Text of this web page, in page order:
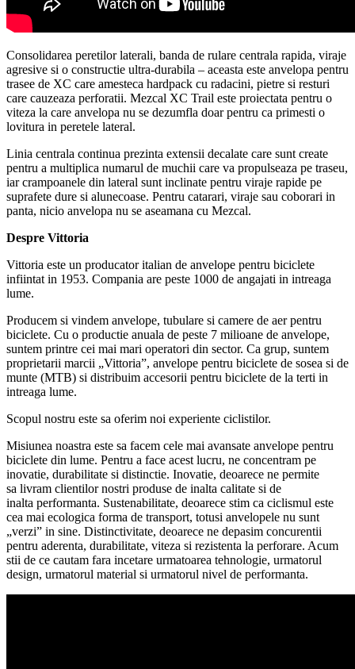
Consolidarea peretilor laterali, banda de rulare centrala rapida, viraje
agresive si o constructie ultra-durabila – aceasta este anvelopa pentru
trasee de XC care amesteca hardpack cu radacini, pietre si resturi
care cauzeaza perforatii. Mezcal XC Trail este proiectata pentru o
viteza la care anvelopa nu se dezumfla doar pentru ca primesti o
lovitura in peretele lateral.
Linia centrala continua prezinta extensii decalate care sunt create
pentru a multiplica numarul de muchii care va propulseaza pe traseu,
iar crampoanele din lateral sunt inclinate pentru viraje rapide pe
suprafete dure si alunecoase. Pentru catarari, viraje sau coborari in
panta, nicio anvelopa nu se aseamana cu Mezcal.
Despre Vittoria
Vittoria este un producator italian de anvelope pentru biciclete
infiintat in 1953. Compania are peste 1000 de angajati in intreaga
lume.
Producem si vindem anvelope, tubulare si camere de aer pentru
biciclete. Cu o productie anuala de peste 7 milioane de anvelope,
suntem printre cei mai mari operatori din sector. Ca grup, suntem
proprietarii marcii „Vittoria”, anvelope pentru biciclete de sosea si de
munte (MTB) si distribuim accesorii pentru biciclete de la terti in
intreaga lume.
Scopul nostru este sa oferim noi experiente ciclistilor.
Misiunea noastra este sa facem cele mai avansate anvelope pentru
biciclete din lume. Pentru a face acest lucru, ne concentram pe
inovatie, durabilitate si distinctie. Inovatie, deoarece ne permite
sa livram clientilor nostri produse de inalta calitate si de
inalta performanta. Sustenabilitate, deoarece stim ca ciclismul este
cea mai ecologica forma de transport, totusi anvelopele nu sunt
„verzi” in sine. Distinctivitate, deoarece ne depasim concurentii
pentru aderenta, durabilitate, viteza si rezistenta la perforare. Acum
stii de ce cautam fara incetare urmatoarea tehnologie, urmatorul
design, urmatorul material si urmatorul nivel de performanta.